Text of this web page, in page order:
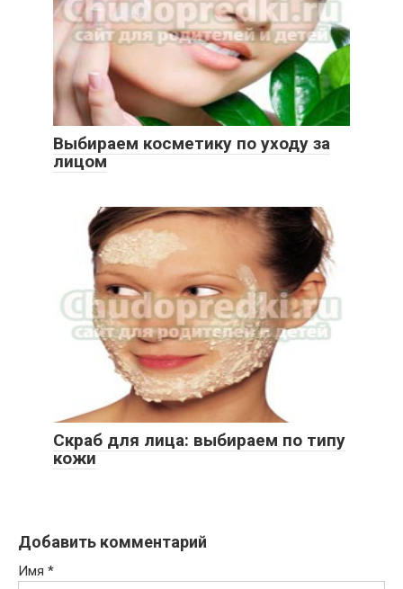
Выбираем косметику по уходу за
лицом
Скраб для лица: выбираем по типу
кожи
Добавить комментарий
Имя *